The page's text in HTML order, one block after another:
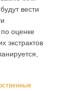
вести
оценке
экстрактов